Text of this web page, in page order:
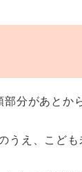
分があとか
うえ、こども